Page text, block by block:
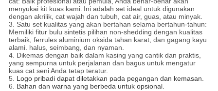
menyukai kit kuas kami. Ini adalah set ideal untuk digunakan
dengan akrilik, cat wajah dan tubuh, cat air, guas, atau minyak.
3. Satu set kualitas yang akan bertahan selama bertahun-tahun:
Memiliki fitur bulu sintetis pilihan non-shedding dengan kualitas
terbaik, ferrules aluminium oksida tahan karat, dan gagang kayu
alami. halus, seimbang, dan nyaman.
4. Dikemas dengan baik dalam kasing yang cantik dan praktis,
yang sempurna untuk perjalanan dan bagus untuk mengatur
kuas cat seni Anda tetap teratur.
5. Logo pribadi dapat diletakkan pada pegangan dan kemasan.
6. Bahan dan warna yang berbeda untuk opsional.